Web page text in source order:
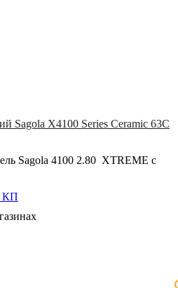
Sagola X4100 Series Ceramic 63С
Sagola 4100 2.80 XTREME с
КП